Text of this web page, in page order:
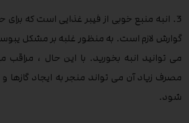
3. انبه منبع خوبی از فیبر غذایی است که
گوارش لازم است. به منظور غلبه بر مشکل
می توانید انبه بخورید. با این حال ، مراقب
مصرف زیاد آن می تواند منجر به ایجاد
شود.